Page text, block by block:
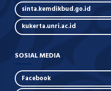
sinta.kemdikbud.go.id
kukerta.unri.ac.id
SOSIAL MEDIA
Facebook